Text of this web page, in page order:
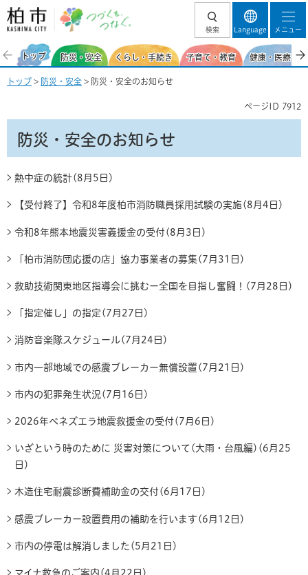
柏市 つづくを、
検索 Language メニュー
トップ 防災・安全 くらし・手続き 子育て・教育 健康・医療・
トップ > 防災・安全 > 防災・安全のお知らせ
ページID 7912
防災・安全のお知らせ
熱中症の統計(8月5日)
【受付終了】令和8年度柏市消防職員採用試験の実施(8月4日)
令和8年熊本地震災害義援金の受付(8月3日)
「柏市消防団応援の店」協力事業者の募集(7月31日)
救助技術関東地区指導会に挑むー全国を目指し奮闘！(7月28日)
「指定催し」の指定(7月27日)
消防音楽隊スケジュール(7月24日)
市内一部地域での感震ブレーカー無償設置(7月21日)
市内の犯罪発生状況(7月16日)
2026年ベネズエラ地震救援金の受付(7月6日)
いざという時のために 災害対策について(大雨・台風編)(6月25
日)
木造住宅耐震診断費補助金の交付(6月17日)
感震ブレーカー設置費用の補助を行います(6月12日)
市内の停電は解消しました(5月21日)
マイナ救急のご案内(4月22日)